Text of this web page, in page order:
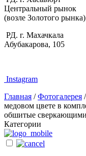
Центральный рынок
(возле Золотого рынка)
РД. г. Махачкала
Абубакарова, 105
Instagram
Главная /Фотогалерея /
медовом цвете в
обшитые
Категории